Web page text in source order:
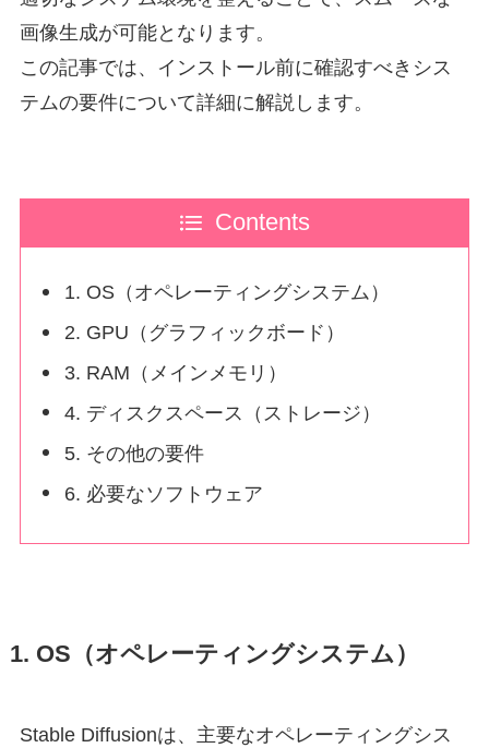
画像生成が可能となります。
この記事では、インストール前に確認すべきシス
テムの要件について詳細に解説します。
Contents
1. OS（オペレーティングシステム）
2. GPU（グラフィックボード）
3. RAM（メインメモリ）
4. ディスクスペース（ストレージ）
5. その他の要件
6. 必要なソフトウェア
1. OS（オペレーティングシステム）
Stable Diffusionは、主要なオペレーティングシス